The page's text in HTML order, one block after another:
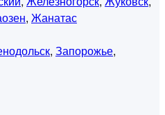
, Жанатас
, Запорожье,